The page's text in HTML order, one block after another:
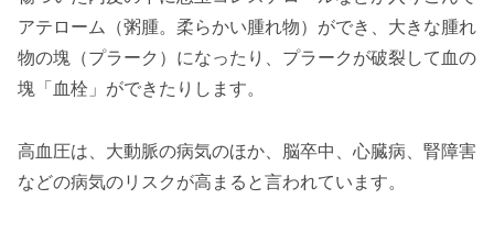
アテローム（粥腫。柔らかい腫れ物）ができ、大きな腫れ
物の塊（プラーク）になったり、プラークが破裂して血の
塊「血栓」ができたりします。
高血圧は、大動脈の病気のほか、脳卒中、心臓病、腎障害
などの病気のリスクが高まると言われています。